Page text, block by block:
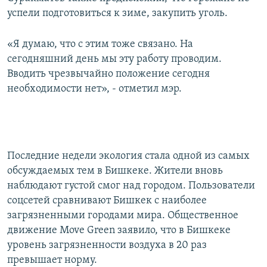
успели подготовиться к зиме, закупить уголь.
«Я думаю, что с этим тоже связано. На
сегодняшний день мы эту работу проводим.
Вводить чрезвычайно положение сегодня
необходимости нет», - отметил мэр.
Последние недели экология стала одной из самых
обсуждаемых тем в Бишкеке. Жители вновь
наблюдают густой смог над городом. Пользователи
соцсетей сравнивают Бишкек с наиболее
загрязненными городами мира. Общественное
движение Move Green заявило, что в Бишкеке
уровень загрязненности воздуха в 20 раз
превышает норму.